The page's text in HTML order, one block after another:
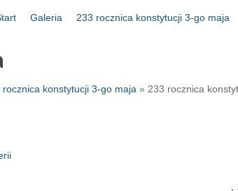
Galeria 233 rocznica konstytucji 3-go maja
rocznica konstytucji 3-go maja » 233 rocznica